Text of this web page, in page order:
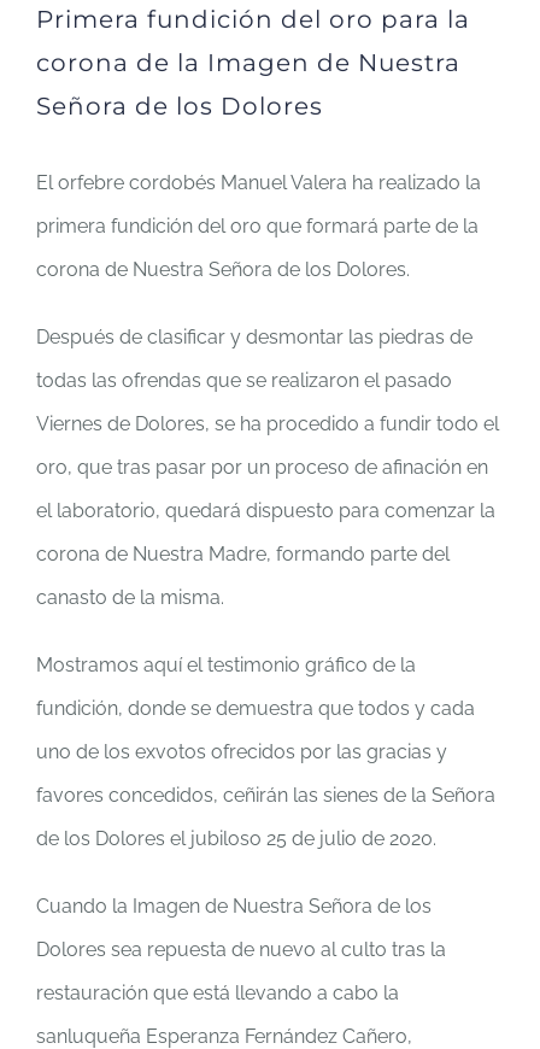
Primera fundición del oro para la
corona de la Imagen de Nuestra
Señora de los Dolores
El orfebre cordobés Manuel Valera ha realizado la
primera fundición del oro que formará parte de la
corona de Nuestra Señora de los Dolores.
Después de clasificar y desmontar las piedras de
todas las ofrendas que se realizaron el pasado
Viernes de Dolores, se ha procedido a fundir todo el
oro, que tras pasar por un proceso de afinación en
el laboratorio, quedará dispuesto para comenzar la
corona de Nuestra Madre, formando parte del
canasto de la misma.
Mostramos aquí el testimonio gráfico de la
fundición, donde se demuestra que todos y cada
uno de los exvotos ofrecidos por las gracias y
favores concedidos, ceñirán las sienes de la Señora
de los Dolores el jubiloso 25 de julio de 2020.
Cuando la Imagen de Nuestra Señora de los
Dolores sea repuesta de nuevo al culto tras la
restauración que está llevando a cabo la
sanluqueña Esperanza Fernández Cañero,